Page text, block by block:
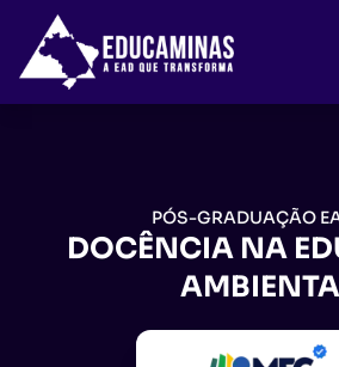
PÓS-GRADUAÇÃO
DOCÊNCIA NA